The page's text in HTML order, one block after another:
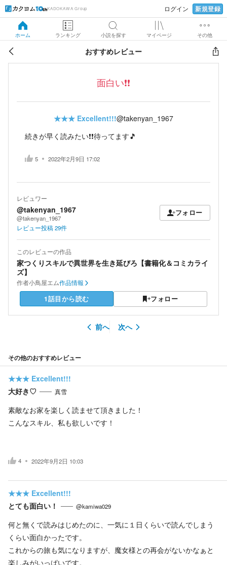
KADOKAWA Group ログイン 新規登録
ホーム ランキング 小説を探す マイページ その他
おすすめレビュー
面白い❗❗
★★★ Excellent!!!@takenyan_1967
続きが早く読みたい❗❗待ってます🎵
5 2022年2月9日 17:02
レビュワー
@takenyan_1967
@takenyan_1967
フォロー
レビュー投稿29件
このレビューの作品
家つくりスキルで異世界を生き延びろ【書籍化＆コミカライ
ズ】
作者小鳥屋エム作品情報
1話目から読む フォロー
前へ 次へ
その他のおすすめレビュー
★★★ Excellent!!!
大好き♡
真雪
素敵なお家を楽しく読ませて頂きました！
こんなスキル、私も欲しいです！
4 2022年9月2日 10:03
★★★ Excellent!!!
とても面白い！
@kamiwa029
何と無くで読みはじめたのに、一気に１日くらいで読んでしまう
くらい面白かったです。
これからの旅も気になりますが、魔女様との再会がないかなぁと
楽しみがいっぱいです。